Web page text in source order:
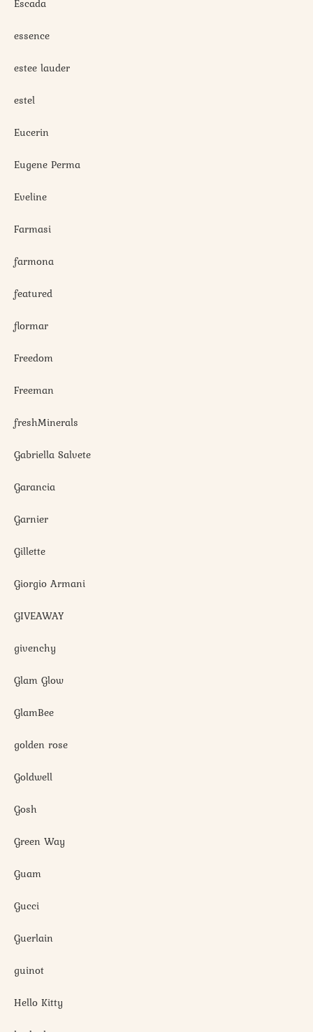
Escada
essence
estee lauder
estel
Eucerin
Eugene Perma
Eveline
Farmasi
farmona
featured
flormar
Freedom
Freeman
freshMinerals
Gabriella Salvete
Garancia
Garnier
Gillette
Giorgio Armani
GIVEAWAY
givenchy
Glam Glow
GlamBee
golden rose
Goldwell
Gosh
Green Way
Guam
Gucci
Guerlain
guinot
Hello Kitty